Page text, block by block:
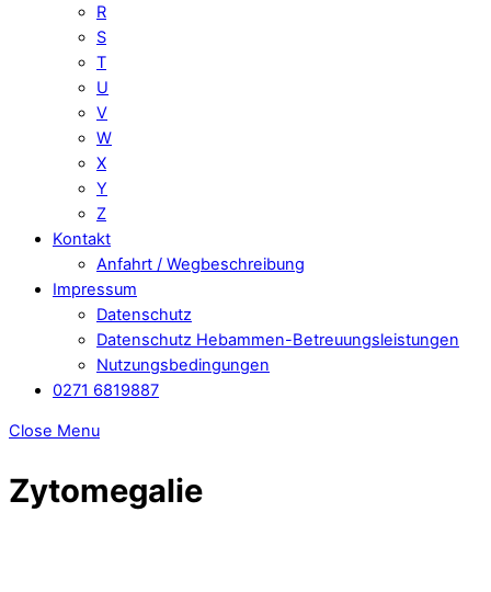
R
S
T
U
V
W
X
Y
Z
Kontakt
Anfahrt / Wegbeschreibung
Impressum
Datenschutz
Datenschutz Hebammen-Betreuungsleistungen
Nutzungsbedingungen
0271 6819887
Close Menu
Zytomegalie